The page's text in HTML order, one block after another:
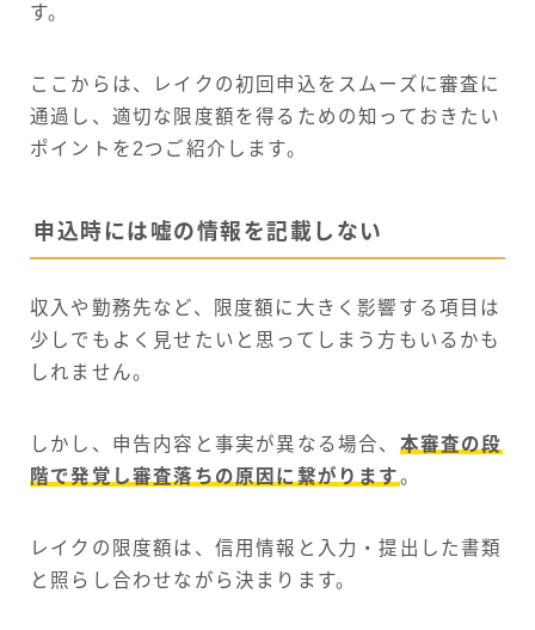
す。
ここからは、レイクの初回申込をスムーズに審査に
通過し、適切な限度額を得るための知っておきたい
ポイントを2つご紹介します。
申込時には嘘の情報を記載しない
収入や勤務先など、限度額に大きく影響する項目は
少しでもよく見せたいと思ってしまう方もいるかも
しれません。
しかし、申告内容と事実が異なる場合、 本審査の段
階で発覚し審査落ちの原因に繋がります。
レイクの限度額は、信用情報と入力・提出した書類
と照らし合わせながら決まります。